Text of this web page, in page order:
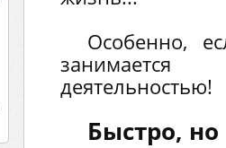
Особенно,
занимается
деятельностью!
Быстро, но